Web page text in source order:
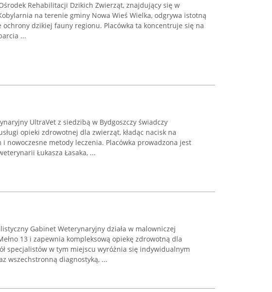
Rehabilitacji Dzikich Zwierząt, znajdujący się w
na terenie gminy Nowa Wieś Wielka, odgrywa istotną
ochrony dzikiej fauny regionu. Placówka ta koncentruje się na
...
UltraVet z siedzibą w Bydgoszczy świadczy
opieki zdrowotnej dla zwierząt, kładąc nacisk na
nowoczesne metody leczenia. Placówka prowadzona jest
Łukasza Łasaka, ...
Gabinet Weterynaryjny działa w malowniczej
13 i zapewnia kompleksową opiekę zdrowotną dla
specjalistów w tym miejscu wyróżnia się indywidualnym
wszechstronną diagnostyką, ...